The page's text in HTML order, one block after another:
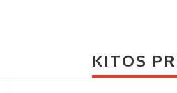
KITOS